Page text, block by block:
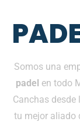
Somos una
padel en todo
Canchas
tu mejor aliado